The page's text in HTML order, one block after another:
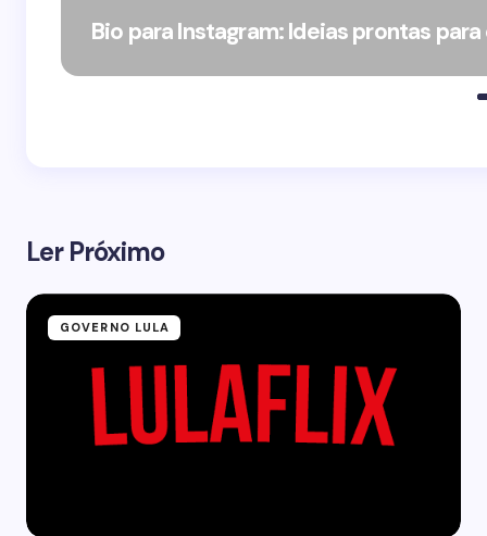
Bio para Instagram: Ideias prontas
Ler Próximo
GOVERNO LULA